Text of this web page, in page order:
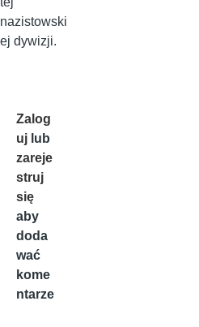
nazistowski
ej dywizji.
Zalog
uj lub
zareje
struj
się
aby
doda
wać
kome
ntarze